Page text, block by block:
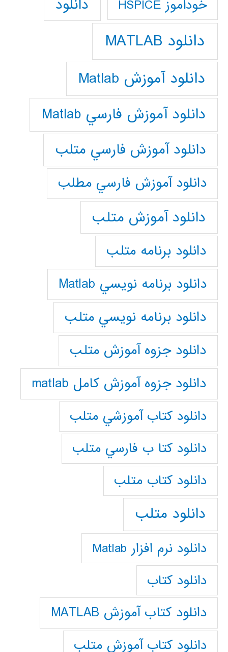
خودآموز HSPICE دانلود
دانلود MATLAB
دانلود آموزش Matlab
دانلود آموزش فارسي Matlab
دانلود آموزش فارسي متلب
دانلود آموزش فارسي مطلب
دانلود آموزش متلب
دانلود برنامه متلب
دانلود برنامه نويسي Matlab
دانلود برنامه نويسي متلب
دانلود جزوه آموزش متلب
دانلود جزوه آموزش کامل matlab
دانلود كتاب آموزشي متلب
دانلود كتا ب فارسي متلب
دانلود كتاب متلب
دانلود متلب
دانلود نرم افزار Matlab
دانلود کتاب
دانلود کتاب آموزش MATLAB
دانلود کتاب آموزش متلب